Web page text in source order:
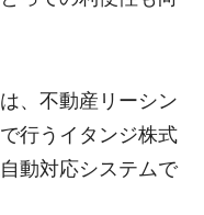
、不動産リーシン
行うイタンジ株式
動対応システムで